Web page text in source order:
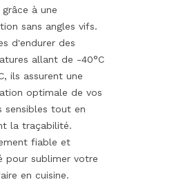
grâce à une
sans angles vifs.
d'endurer des
allant de -40°C
ils assurent une
optimale de vos
sensibles tout en
la traçabilité.
fiable et
pour sublimer votre
en cuisine.